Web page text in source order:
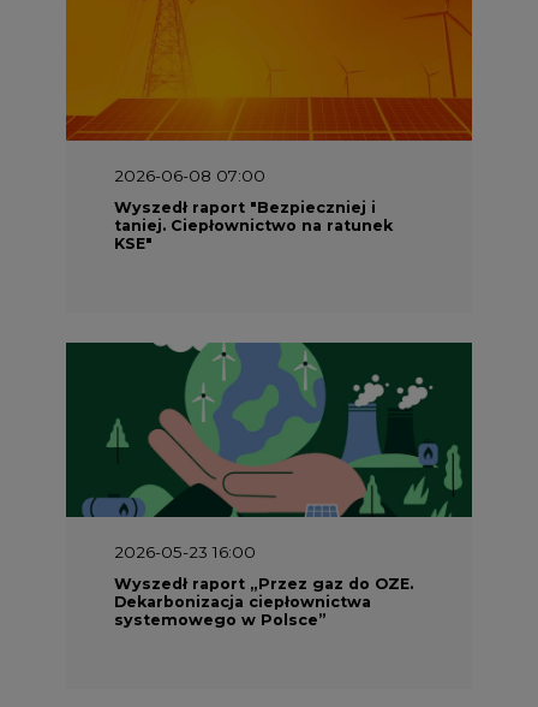
2026-06-08 07:00
Wyszedł raport "Bezpieczniej i
taniej. Ciepłownictwo na ratunek
KSE"
2026-05-23 16:00
Wyszedł raport „Przez gaz do OZE.
Dekarbonizacja ciepłownictwa
systemowego w Polsce”